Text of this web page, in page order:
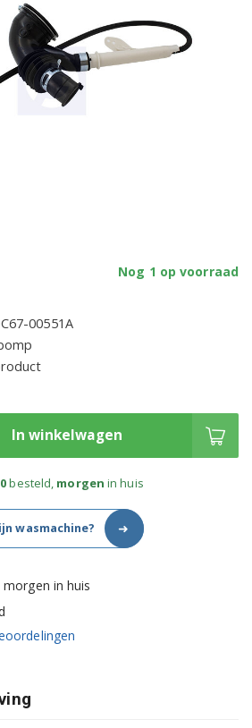
Nog 1 op voorraad
00551A
In winkelwagen
besteld, morgen in huis
wasmachine? ➜
in huis